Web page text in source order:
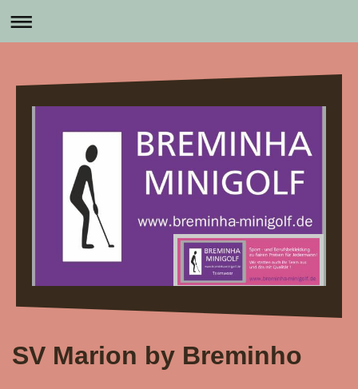
SV Marion by Breminho